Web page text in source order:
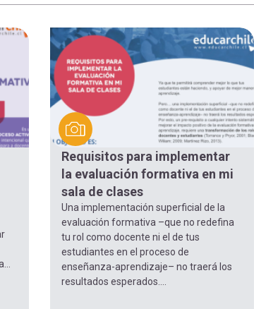
Requisitos para implementar
la evaluación formativa en mi
sala de clases
Una implementación superficial de la
evaluación formativa –que no redefina
tu rol como docente ni el de tus
estudiantes en el proceso de
enseñanza-aprendizaje– no traerá los
resultados esperados....